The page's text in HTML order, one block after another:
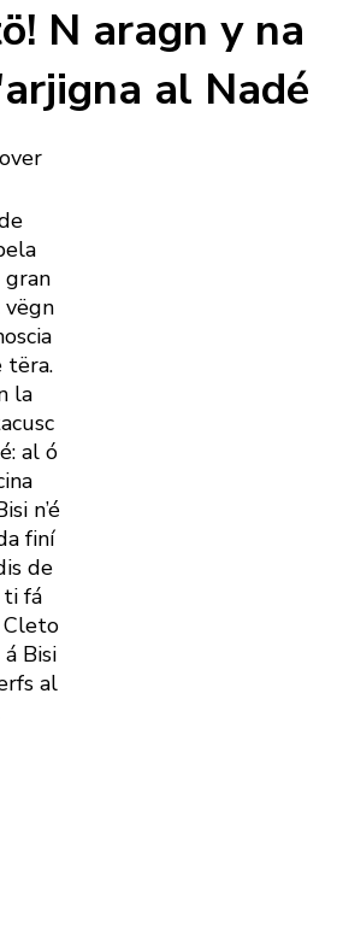
N aragn y na
al Nadé
gran
vëgn
tëra.
la
al ó
n’é
finí
de
ti fá
Cleto
Bisi
al